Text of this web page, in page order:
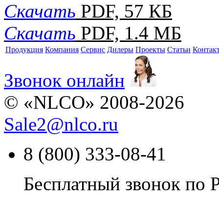
Скачать PDF, 57 КБ
Скачать PDF, 1.4 МБ
Продукция Компания Сервис Дилеры Проекты Статьи
Звонок онлайн
© «NLCO» 2008-2026
Sale2@nlco.ru
8 (800) 333-08-41
Бесплатный звонок по